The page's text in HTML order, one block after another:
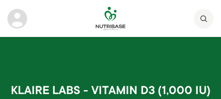
KLAIRE LABS - VITAMIN D3 (1,000 IU)